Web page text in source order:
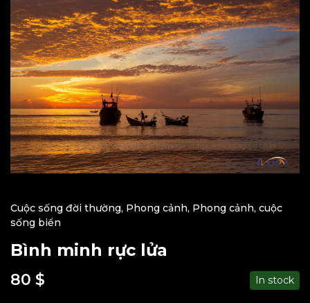
Cuộc sống đời thường, Phong cảnh, Phong cảnh, cuộc
sống biển
Bình minh rực lửa
80 $ In stock